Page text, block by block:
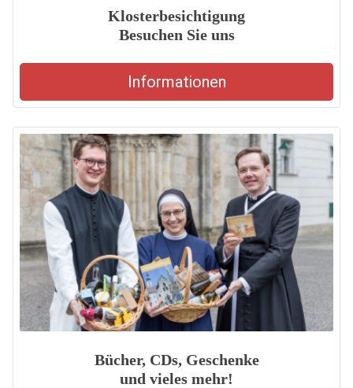
Klosterbesichtigung
Besuchen Sie uns
Informationen
Bücher, CDs, Geschenke
und vieles mehr!